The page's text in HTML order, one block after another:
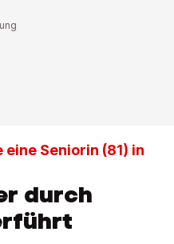
Seniorin (81) in
durch